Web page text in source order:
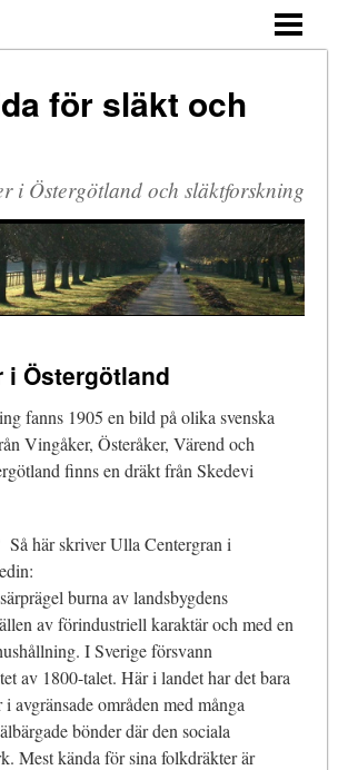
för släkt och
i Östergötland och släktforskning
i Östergötland
fanns 1905 en bild på olika svenska
Vingåker, Österåker, Värend och
finns en dräkt från Skedevi
här skriver Ulla Centergran i
burna av landsbygdens
av förindustriell karaktär och med en
I Sverige försvann
av 1800-talet. Här i landet har det bara
avgränsade områden med många
bönder där den sociala
Mest kända för sina folkdräkter är